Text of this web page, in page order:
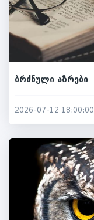
ბრძნული აზრები
2026-07-12 18:00:00